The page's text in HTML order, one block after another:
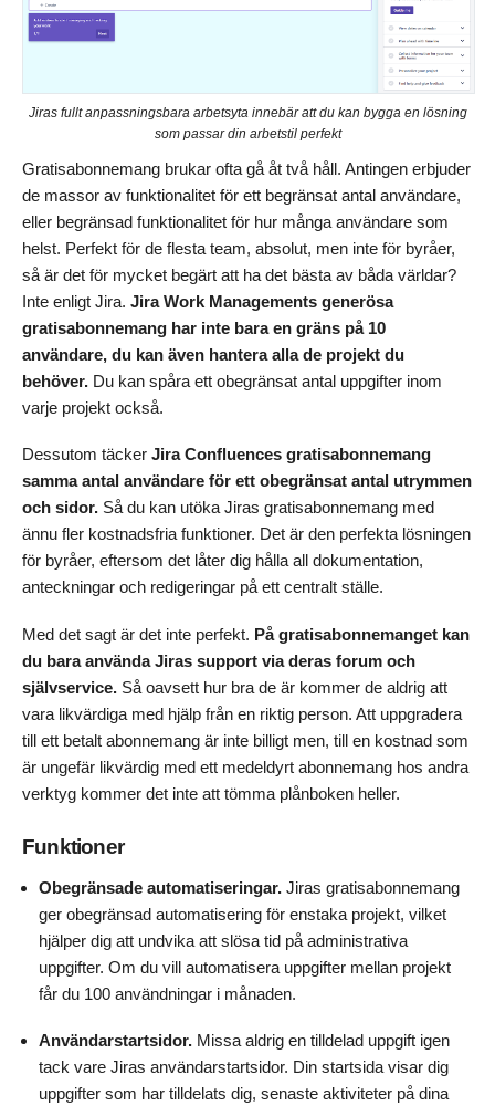
Jiras fullt anpassningsbara arbetsyta innebär att du kan bygga en lösning
som passar din arbetstil perfekt
Gratisabonnemang brukar ofta gå åt två håll. Antingen erbjuder
de massor av funktionalitet för ett begränsat antal användare,
eller begränsad funktionalitet för hur många användare som
helst. Perfekt för de flesta team, absolut, men inte för byråer,
så är det för mycket begärt att ha det bästa av båda världar?
Inte enligt Jira. Jira Work Managements generösa
gratisabonnemang har inte bara en gräns på 10
användare, du kan även hantera alla de projekt du
behöver. Du kan spåra ett obegränsat antal uppgifter inom
varje projekt också.
Dessutom täcker Jira Confluences gratisabonnemang
samma antal användare för ett obegränsat antal utrymmen
och sidor. Så du kan utöka Jiras gratisabonnemang med
ännu fler kostnadsfria funktioner. Det är den perfekta lösningen
för byråer, eftersom det låter dig hålla all dokumentation,
anteckningar och redigeringar på ett centralt ställe.
Med det sagt är det inte perfekt. På gratisabonnemanget kan
du bara använda Jiras support via deras forum och
självservice. Så oavsett hur bra de är kommer de aldrig att
vara likvärdiga med hjälp från en riktig person. Att uppgradera
till ett betalt abonnemang är inte billigt men, till en kostnad som
är ungefär likvärdig med ett medeldyrt abonnemang hos andra
verktyg kommer det inte att tömma plånboken heller.
Funktioner
Obegränsade automatiseringar. Jiras gratisabonnemang
ger obegränsad automatisering för enstaka projekt, vilket
hjälper dig att undvika att slösa tid på administrativa
uppgifter. Om du vill automatisera uppgifter mellan projekt
får du 100 användningar i månaden.
Användarstartsidor. Missa aldrig en tilldelad uppgift igen
tack vare Jiras användarstartsidor. Din startsida visar dig
uppgifter som har tilldelats dig, senaste aktiviteter på dina